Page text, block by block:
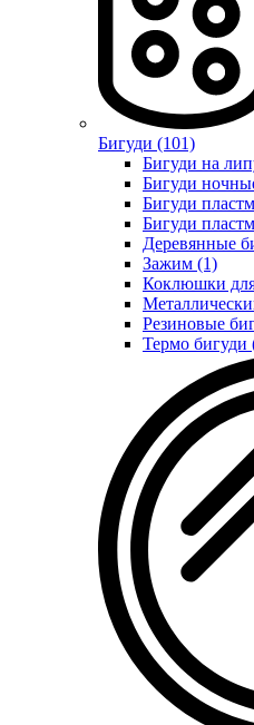
Бигуди (101)
Бигуди на
Бигуди
Бигуди
Бигуди
Деревянные
Зажим (1)
Коклюшки
Резиновые
Термо бигуди